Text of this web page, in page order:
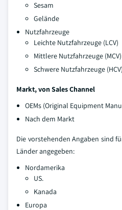
Sesam
Gelände
Nutzfahrzeuge
Leichte Nutzfahrzeuge (LCV)
Mittlere Nutzfahrzeuge (MCV)
Schwere Nutzfahrzeuge (HCV)
Markt, von Sales Channel
OEMs (Original Equipment
Nach dem Markt
Die vorstehenden Angaben sind
Länder angegeben:
Nordamerika
US.
Kanada
Europa